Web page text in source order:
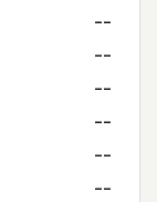
--
--
--
--
--
--